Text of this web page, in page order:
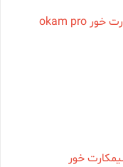
آموزش نصب سیمکارت در دوربین سیمکارت خور okam pro